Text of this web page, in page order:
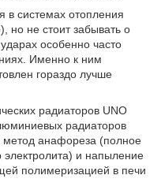
в системах отопления
но не стоит забывать о
особенно часто
Именно к ним
гораздо лучше
радиаторов UNO
радиаторов
метод анафореза (полное
электролита) и напыление
полимеризацией в печи